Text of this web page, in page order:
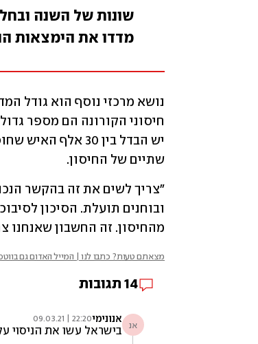
שונות של השנה
מדדו את הימצאות
שתיים של החיסון.
מהחיסון. זה החשבון שאנחנו
מצאתם טעות? כתבו לנו | המייל האדום גם
14 תגובות
אנ אנונימי22:20 | 09.03.21
בישראל עשו את הניסוי על